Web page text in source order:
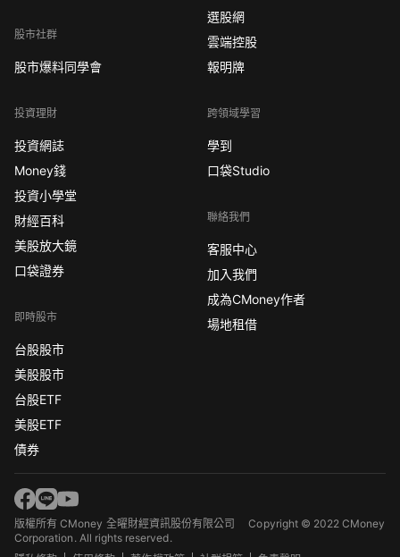
股市社群
股市爆料同學會
投資理財
投資網誌
Money錢
投資小學堂
財經百科
美股放大鏡
口袋證券
即時股市
台股股市
美股股市
台股ETF
美股ETF
債券
選股網
雲端控股
報明牌
跨領域學習
學到
口袋Studio
聯絡我們
客服中心
加入我們
成為CMoney作者
場地租借
版權所有 CMoney 全曜財經資訊股份有限公司Copyright © 2022 CMoney
Corporation. All rights reserved.